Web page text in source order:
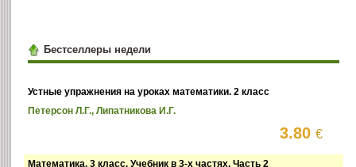
Бестселлеры недели
Устные упражнения на уроках математики. 2 класс
Петерсон Л.Г., Липатникова И.Г.
3.80€
Математика. 3 класс. Учебник в 3-х частях. Часть 2